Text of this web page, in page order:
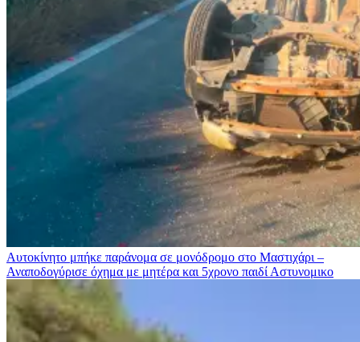
Αυτοκίνητο μπήκε παράνομα σε μονόδρομο στο Μαστιχάρι –
Αναποδογύρισε όχημα με μητέρα και 5χρονο παιδί Αστυνομικο